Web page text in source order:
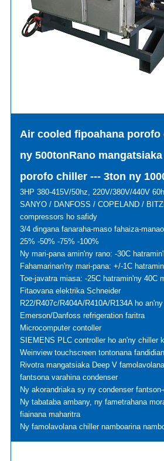
Air cooled fipoahana porofo
ny 500tonRano
porofo chiller --- 3ton ny
3HP 380-415V/50hz, 220V/380V/440V
SANYO / DANFOSS / COPELAND /
compressors ho safidy
3/4 dingana fanaraha-maso fahaiza-
25% -50% -75% -100%
Ny mari-pana amin'ny rano: -30C
Fahamarinan'ny mari-pana: +/-1C
Toe-javatra miasa: -25C hatramin'ny 40C
Fitaovana elektrika Schneider
R22/R407c/R404A/R410A/R134A ho
Emerson/Danfoss refrigeration faritra
Microcomputer contoller
SIEMENS PLC controller ho an'ny chiller
Weinview touchscreen tontonana
Rivotra mangatsiaka Deep V
fantsona varahina condenser
Ny akorandriaka sy ny condenser
Ny tabataba ambany, ny fametrahana
fiainana maharitra
Ny famolavolana chiller namboarina